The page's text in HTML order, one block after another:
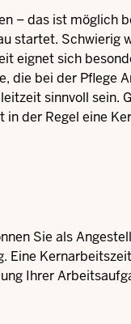
– das ist möglich
startet. Schwierig
eignet sich
die bei der Pflege
sinnvoll sein.
der Regel eine
Sie als
Eine
Ihrer